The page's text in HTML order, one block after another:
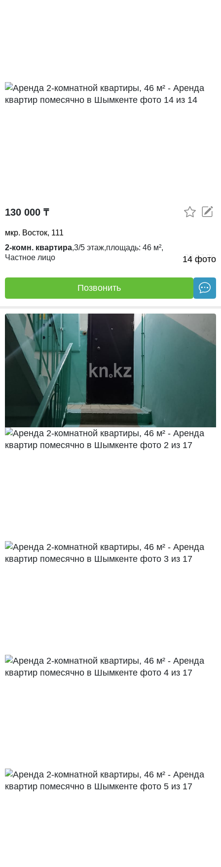
14 фото
130 000 ₸
мкр. Восток, 111
2-комн. квартира,3/5 этаж,площадь: 46 м²,
Частное лицо
30.07.26
Позвонить